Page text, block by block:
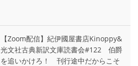
【Zoom配信】紀伊國屋書店Kinoppy&
光文社古典新訳文庫読書会#122 伯爵
を追いかけろ！ 刊行途中だからこそ